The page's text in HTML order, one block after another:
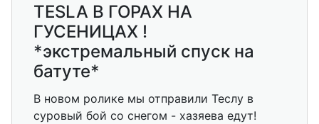
TESLA В ГОРАХ НА
ГУСЕНИЦАХ !
*экстремальный спуск на
батуте*
В новом ролике мы отправили Теслу в
суровый бой со снегом - хазяева едут!